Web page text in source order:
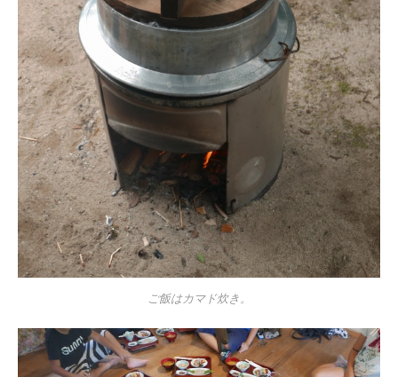
ご飯はカマド炊き。